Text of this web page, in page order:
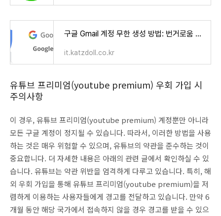
구글 Gmail 계정 무한 생성 방법: 번거로움 없이 계정을 늘려보세요!
it.katzdoll.co.kr
유튜브 프리미엄(youtube premium) 우회 가입 시
주의사항
이 경우, 유튜브 프리미엄(youtube premium) 계정뿐만 아니라
모든 구글 계정이 정지될 수 있습니다. 따라서, 이러한 방법을 사용
하는 것은 매우 위험할 수 있으며, 유튜브의 약관을 준수하는 것이
중요합니다. 더 자세한 내용은 아래의 관련 글에서 확인하실 수 있
습니다. 유튜브는 약관 위반을 엄격하게 다루고 있습니다. 특히, 해
외 우회 가입을 통해 유튜브 프리미엄(youtube premium)을 저
렴하게 이용하는 사용자들에게 경고를 전달하고 있습니다. 만약 6
개월 동안 해당 국가에서 접속하지 않을 경우 경고를 받을 수 있으